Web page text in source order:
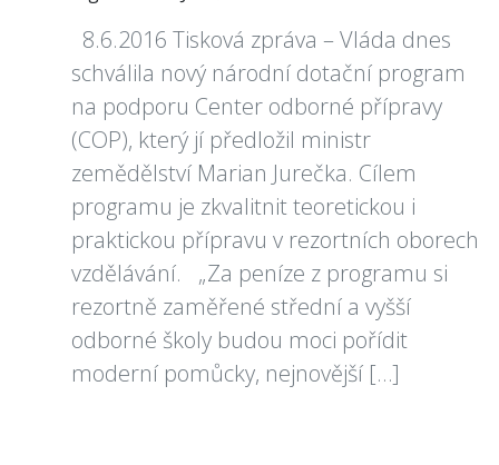
8.6.2016 Tisková zpráva – Vláda dnes
schválila nový národní dotační program
na podporu Center odborné přípravy
(COP), který jí předložil ministr
zemědělství Marian Jurečka. Cílem
programu je zkvalitnit teoretickou i
praktickou přípravu v rezortních oborech
vzdělávání. „Za peníze z programu si
rezortně zaměřené střední a vyšší
odborné školy budou moci pořídit
moderní pomůcky, nejnovější […]